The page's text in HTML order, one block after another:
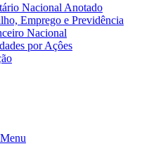
Nacional Anotado
Emprego e Previdência
Nacional
por Açôes